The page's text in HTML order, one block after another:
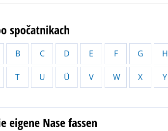
spočatnikach
B C D E F G H
T U Ü V W X Y
eigene Nase fassen